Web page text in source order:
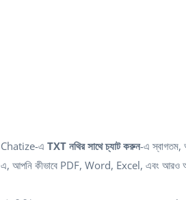
Chatize-এTXT নথির সাথে চ্যাট করুন-এ স্বাগতম,
এ, আপনি কীভাবে PDF, Word, Excel, এবং আরও অনেক